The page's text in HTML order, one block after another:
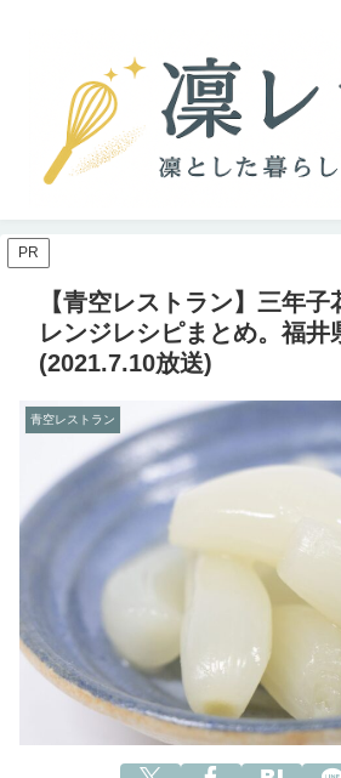
PR
【青空レストラン】三年
レンジレシピまとめ。福井
(2021.7.10放送)
青空レストラン